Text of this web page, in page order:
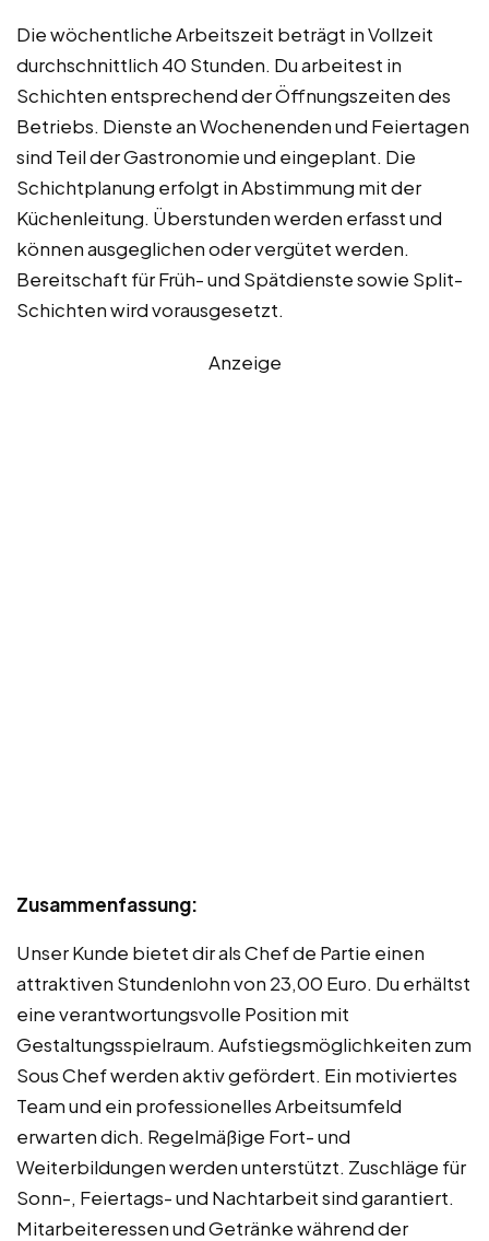
Die wöchentliche Arbeitszeit beträgt in Vollzeit
durchschnittlich 40 Stunden. Du arbeitest in
Schichten entsprechend der Öffnungszeiten des
Betriebs. Dienste an Wochenenden und Feiertagen
sind Teil der Gastronomie und eingeplant. Die
Schichtplanung erfolgt in Abstimmung mit der
Küchenleitung. Überstunden werden erfasst und
können ausgeglichen oder vergütet werden.
Bereitschaft für Früh- und Spätdienste sowie Split-
Schichten wird vorausgesetzt.
Anzeige
Zusammenfassung:
Unser Kunde bietet dir als Chef de Partie einen
attraktiven Stundenlohn von 23,00 Euro. Du erhältst
eine verantwortungsvolle Position mit
Gestaltungsspielraum. Aufstiegsmöglichkeiten zum
Sous Chef werden aktiv gefördert. Ein motiviertes
Team und ein professionelles Arbeitsumfeld
erwarten dich. Regelmäßige Fort- und
Weiterbildungen werden unterstützt. Zuschläge für
Sonn-, Feiertags- und Nachtarbeit sind garantiert.
Mitarbeiteressen und Getränke während der